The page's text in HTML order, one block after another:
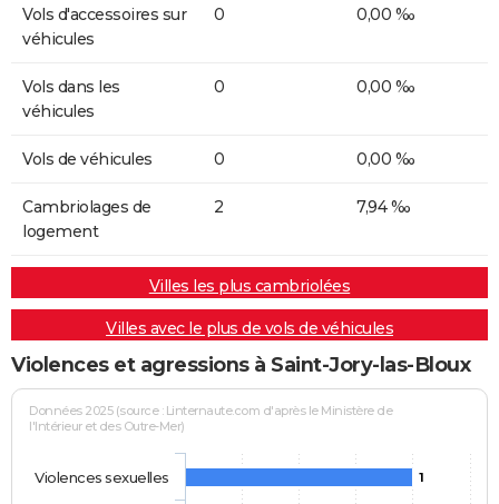
Vols d'accessoires sur
véhicules
0 0,00 ‰
Vols dans les
véhicules
0 0,00 ‰
Vols de véhicules 0 0,00 ‰
Cambriolages de
logement
2 7,94 ‰
Villes les plus cambriolées
Villes avec le plus de vols de véhicules
Violences et agressions à Saint-Jory-las-Bloux
Données 2025 (source : Linternaute.com d'après le Ministère de
l'Intérieur et des Outre-Mer)
1
Violences sexuelles